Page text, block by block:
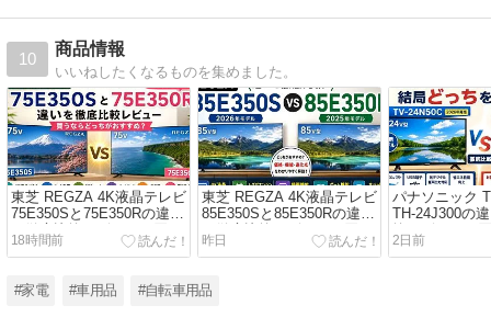
10
商品情報
いいねしたくなるものを集めました。
東芝 REGZA 4K液晶テレビ
75E350Sと75E350Rの違い
を徹底比較レビュー｜買う
ならどっちがおすすめ？
18時間前
東芝 REGZA 4K液晶テレビ
85E350Sと85E350Rの違い
を徹底比較レビュー｜買う
ならどっちがおすすめ？
昨日
パナソニック
TH-24J300の
較レビュー｜
ちがおすすめ？
2日前
#家電 #車用品 #自転車用品